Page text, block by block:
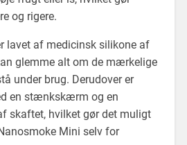
og rigere.
lavet af medicinsk silikone af
glemme alt om de mærkelige
under brug. Derudover er
en stænkskærm og en
​​skaftet, hvilket gør det muligt
Mini selv for